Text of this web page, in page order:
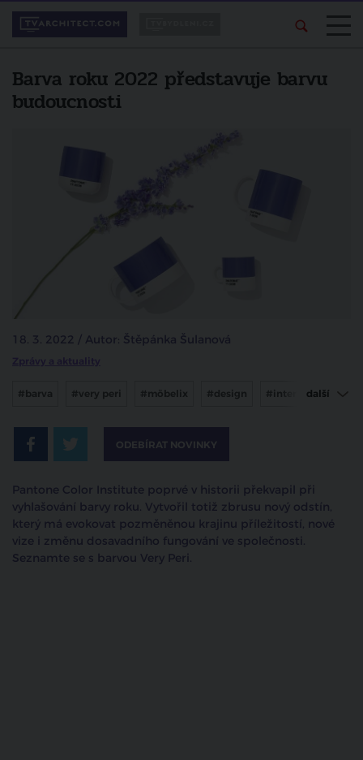
Barva roku 2022 představuje barvu
budoucnosti
18. 3. 2022 / Autor: Štěpánka Šulanová
Zprávy a aktuality
#barva #very peri #möbelix #design #interier
#barva roku #pantone color
další
ODEBÍRAT NOVINKY
Pantone Color Institute poprvé v historii překvapil při
vyhlašování barvy roku. Vytvořil totiž zbrusu nový odstín,
který má evokovat pozměněnou krajinu příležitostí, nové
vize i změnu dosavadního fungování ve společnosti.
Seznamte se s barvou Very Peri.